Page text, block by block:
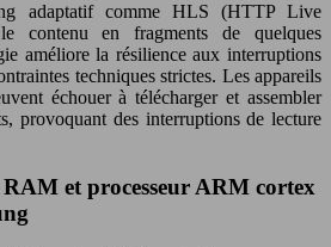
adaptatif comme HLS (HTTP Live
le contenu en fragments de quelques
améliore la résilience aux interruptions
techniques strictes. Les appareils
échouer à télécharger et assembler
provoquant des interruptions de lecture
et processeur ARM cortex